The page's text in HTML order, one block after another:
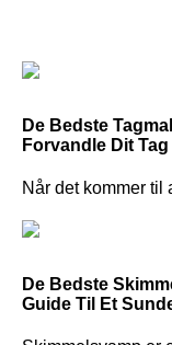
De Bedste
Forvandle Dit Tag
Når det kommer til
De Bedste
Guide Til Et